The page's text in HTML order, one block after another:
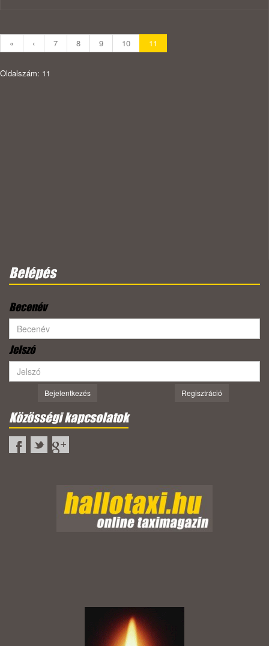
« ‹ 7 8 9 10 11
Oldalszám: 11
Belépés
Becenév
Jelszó
Bejelentkezés Regisztráció
Közösségi kapcsolatok